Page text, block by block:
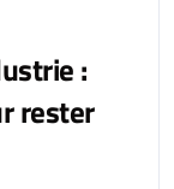
:
rester